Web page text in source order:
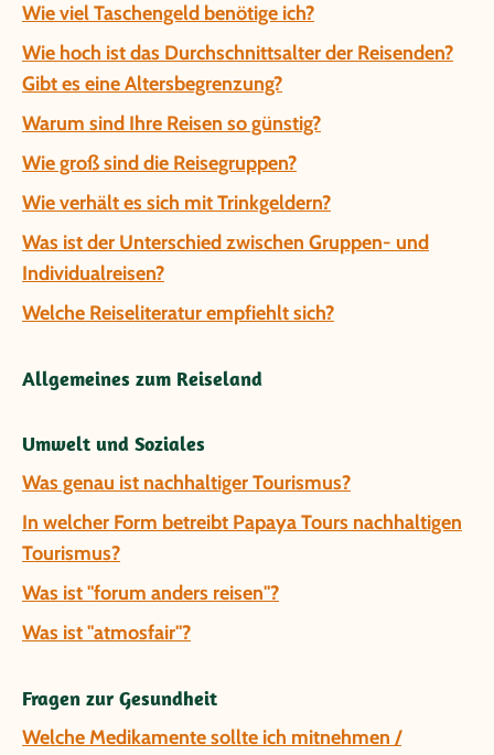
Wie viel Taschengeld benötige ich?
Wie hoch ist das Durchschnittsalter der Reisenden?
Gibt es eine Altersbegrenzung?
Warum sind Ihre Reisen so günstig?
Wie groß sind die Reisegruppen?
Wie verhält es sich mit Trinkgeldern?
Was ist der Unterschied zwischen Gruppen- und
Individualreisen?
Welche Reiseliteratur empfiehlt sich?
Allgemeines zum Reiseland
Umwelt und Soziales
Was genau ist nachhaltiger Tourismus?
In welcher Form betreibt Papaya Tours nachhaltigen
Tourismus?
Was ist "forum anders reisen"?
Was ist "atmosfair"?
Fragen zur Gesundheit
Welche Medikamente sollte ich mitnehmen /